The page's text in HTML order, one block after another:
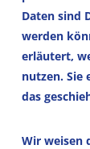
Daten sind
werden
erläutert,
nutzen. Sie
das
Wir weisen